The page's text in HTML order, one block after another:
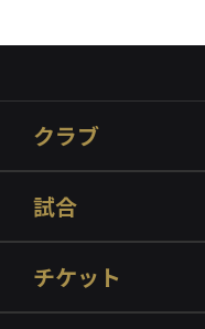
クラブ
試合
チケット